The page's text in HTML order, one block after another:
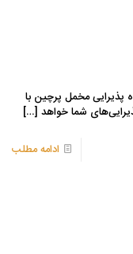
پذیرایی مخمل پرچین با
شما خواهد […]
ادامه مطلب